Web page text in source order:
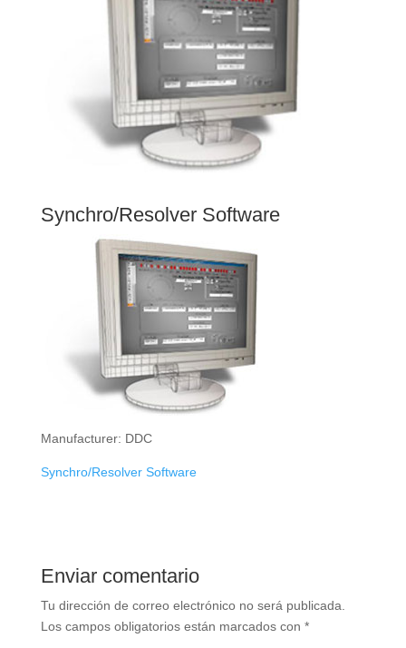
Synchro/Resolver Software
Manufacturer: DDC
Synchro/Resolver Software
Enviar comentario
Tu dirección de correo electrónico no será publicada.
Los campos obligatorios están marcados con *